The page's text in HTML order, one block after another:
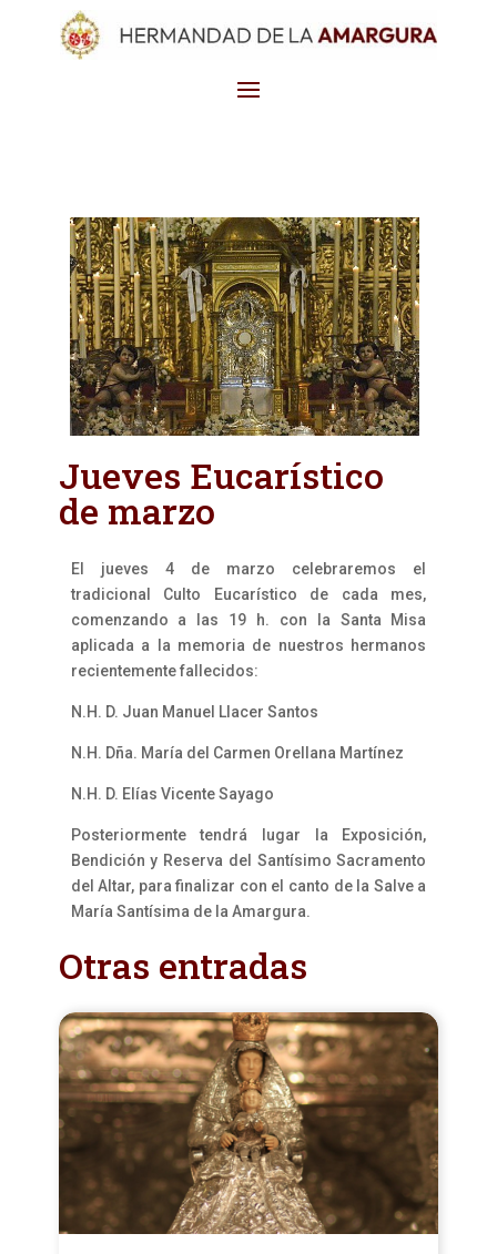
Jueves Eucarístico
de marzo
El jueves 4 de marzo celebraremos el
tradicional Culto Eucarístico de cada mes,
comenzando a las 19 h. con la Santa Misa
aplicada a la memoria de nuestros hermanos
recientemente fallecidos:
N.H. D. Juan Manuel Llacer Santos
N.H. Dña. María del Carmen Orellana Martínez
N.H. D. Elías Vicente Sayago
Posteriormente tendrá lugar la Exposición,
Bendición y Reserva del Santísimo Sacramento
del Altar, para finalizar con el canto de la Salve a
María Santísima de la Amargura.
Otras entradas